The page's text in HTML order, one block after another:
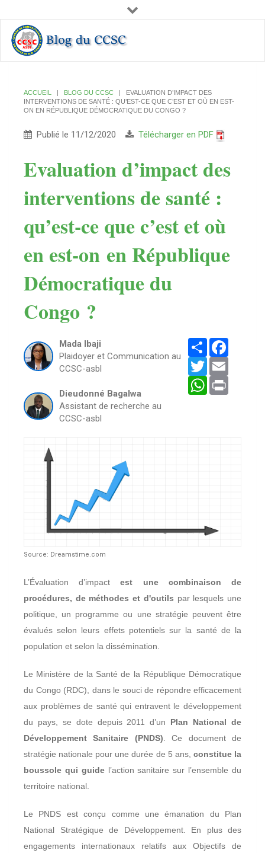
ACCUEIL | BLOG DU CCSC
| EVALUATION D’IMPACT DES
INTERVENTIONS DE SANTÉ : QU’EST-CE QUE C’EST ET OÙ EN EST-
ON EN RÉPUBLIQUE DÉMOCRATIQUE DU CONGO ?
Publié le 11/12/2020 Télécharger en PDF
Evaluation d’impact des
interventions de santé :
qu’est-ce que c’est et où
en est-on en République
Démocratique du
Congo ?
Mada Ibaji
Plaidoyer et Communication au
CCSC-asbl
Dieudonné Bagalwa
Assistant de recherche au
CCSC-asbl
Partager
Twitter
WhatsApp
Source: Dreamstime.com
L’Évaluation d’impactest une combinaison de
procédures, de méthodes et d'outils par lesquels une
politique, un programme ou une stratégie peuvent être
évalués selon leurs effets potentiels sur la santé de la
population et selon la dissémination.
Le Ministère de la Santé de la République Démocratique
du Congo (RDC), dans le souci de répondre efficacement
aux problèmes de santé qui entravent le développement
du pays, se dote depuis 2011 d’un Plan National de
Développement Sanitaire (PNDS) . Ce document de
stratégie nationale pour une durée de 5 ans, constitue la
boussole qui guidel’action sanitaire sur l’ensemble du
territoire national.
Le PNDS est conçu comme une émanation du Plan
National Stratégique de Développement. En plus des
engagements internationaux relatifs aux Objectifs de